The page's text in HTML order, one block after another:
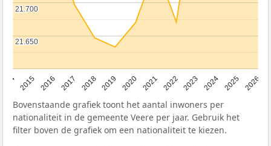
2015 2016 2017 2018 2019 2020 2021 2022 2023 2024 2025 2026
21.650
21.650
21.700
21.700
Bovenstaande grafiek toont het aantal inwoners per
nationaliteit in de gemeente Veere per jaar. Gebruik het
filter boven de grafiek om een nationaliteit te kiezen.